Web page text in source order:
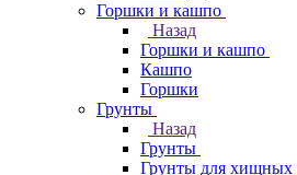
Горшки и кашпо
Назад
Горшки и кашпо
Кашпо
Горшки
Грунты
Назад
Грунты
Грунты для хищных